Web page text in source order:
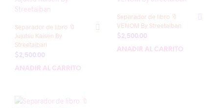
Separador de libro 🔖
Jujutsu Kaisen By
Streetaiban
$2,500.00
AÑADIR AL CARRITO
Separador de libro 🔖
VENOM By Streetaiban
$2,500.00
AÑADIR AL CARRITO